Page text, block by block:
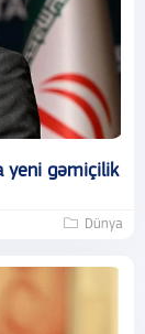
yeni gəmiçilik
Dünya